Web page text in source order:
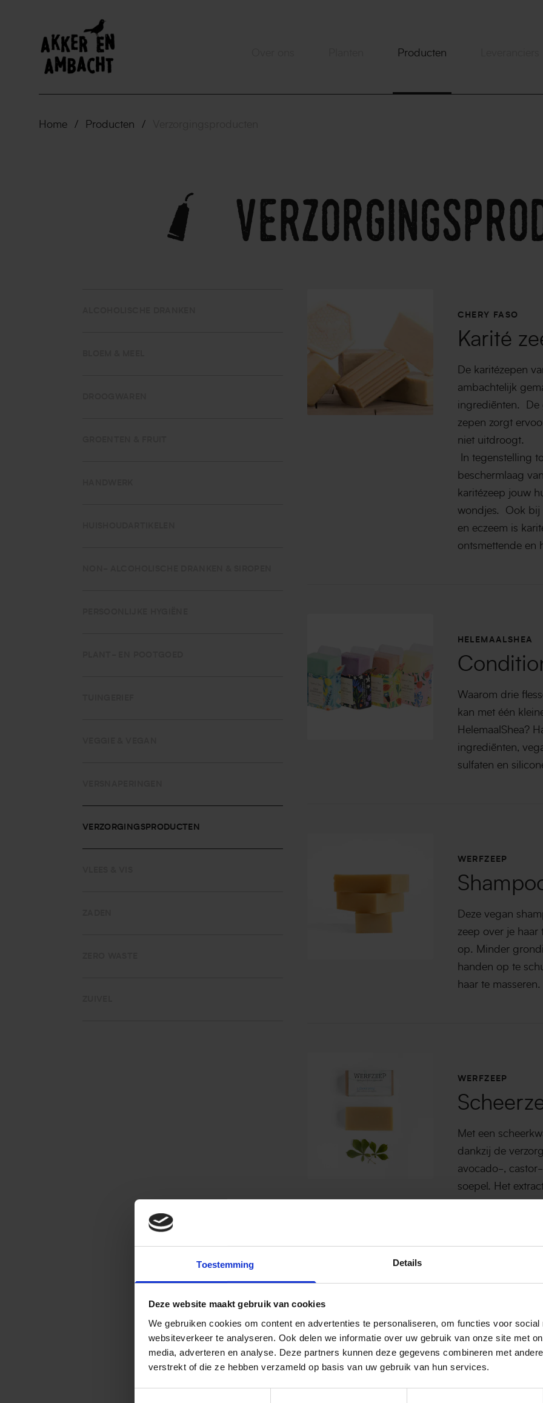
Toestemming Details
Deze website maakt gebruik van cookies
We gebruiken cookies om content en advertenties te personaliseren, om functies voor social
websiteverkeer te analyseren. Ook delen we informatie over uw gebruik van onze site met
media, adverteren en analyse. Deze partners kunnen deze gegevens combineren met
verstrekt of die ze hebben verzameld op basis van uw gebruik van hun services.
Producten
Home / Producten /
VERZORGINGSPRODUCTEN
CHERY FASO
Karité
De karitézepen
ambachtelijk
ingrediënten. De
zepen zorgt
niet uitdroogt.
In tegenstelling
beschermlaag
karitézeep jouw
wondjes. Ook bij
en eczeem is
ontsmettende en
HELEMAALSHEA
Waarom drie
kan met één
HelemaalShea?
ingrediënten,
sulfaten en
WERFZEEP
Deze vegan
zeep over je haar
op. Minder
handen op te
haar te masseren.
WERFZEEP
Met een
dankzij de
avocado-,
soepel. Het
brandnetel werkt
Vlak voor de
larixhydrolaat
zuiverende en
het heeft een
naar ceder,